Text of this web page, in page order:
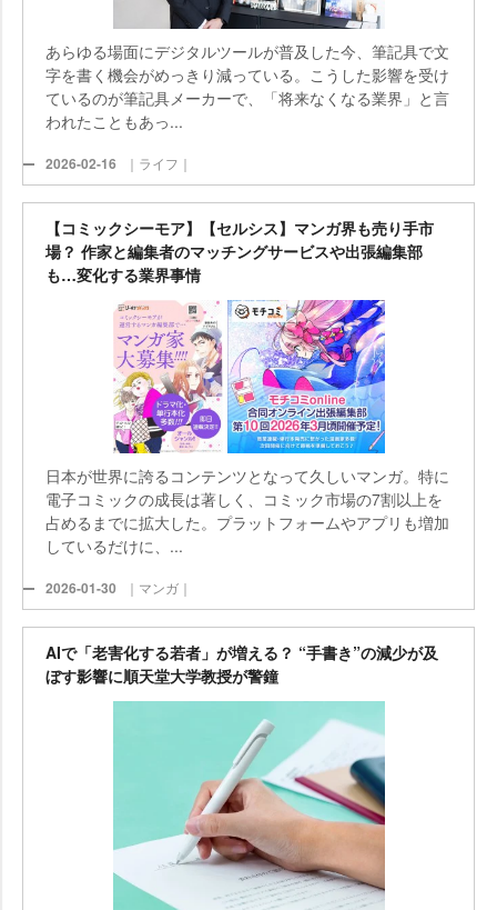
あらゆる場面にデジタルツールが普及した今、筆記具で文
字を書く機会がめっきり減っている。こうした影響を受け
ているのが筆記具メーカーで、「将来なくなる業界」と言
われたこともあっ...
2026-02-16 ｜ライフ｜
【コミックシーモア】【セルシス】マンガ界も売り手市
場？ 作家と編集者のマッチングサービスや出張編集部
も…変化する業界事情
日本が世界に誇るコンテンツとなって久しいマンガ。特に
電子コミックの成長は著しく、コミック市場の7割以上を
占めるまでに拡大した。プラットフォームやアプリも増加
しているだけに、...
2026-01-30 ｜マンガ｜
AIで「老害化する若者」が増える？ “手書き”の減少が及
ぼす影響に順天堂大学教授が警鐘